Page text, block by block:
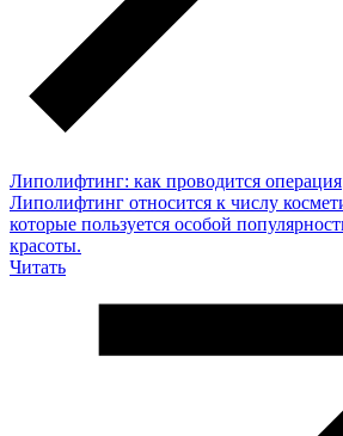
Липолифтинг: как проводится операция
Липолифтинг относится к числу
которые пользуется особой
красоты.
Читать